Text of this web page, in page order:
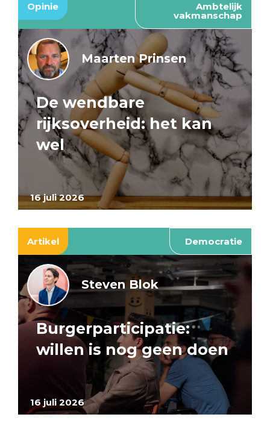
Opinie Ambtelijk
vakmanschap
16 juli 2026
Maarten Prinsen
De wendbare
rijksoverheid: het kan
wel
Artikel Democratie
16 juli 2026
Steven Blok
Burgerparticipatie:
willen is nog geen doen